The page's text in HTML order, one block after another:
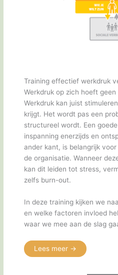
Training effectief werkdruk
Werkdruk op zich hoeft
Werkdruk kan juist
krijgt. Het wordt pas een
structureel wordt. Een
inspanning enerzijds en
ander kant, is belangrijk
de organisatie. Wanneer
kan dit leiden tot stress,
zelfs burn-out.
In deze training kijken we
en welke factoren invloed
waar we mee aan de slag
Lees meer ->